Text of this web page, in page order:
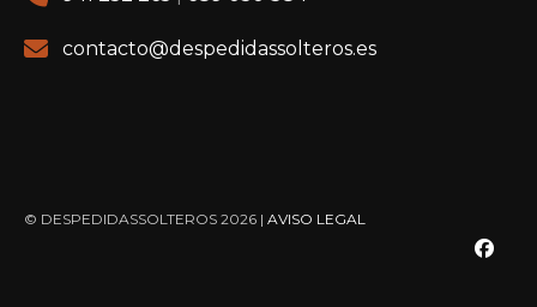
contacto@despedidassolteros.es
© DESPEDIDASSOLTEROS 2026 | AVISO LEGAL